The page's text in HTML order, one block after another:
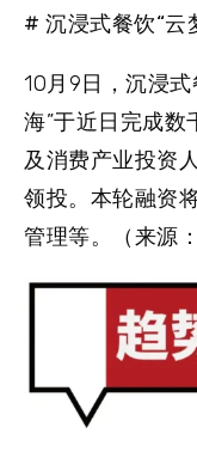
# 沉浸式餐饮“云
10月9日，沉浸
海”于近日完成数
及消费产业投资
领投。本轮融资
管理等。（来源